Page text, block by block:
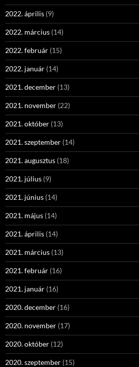
2022. április (9)
2022. március (14)
2022. február (15)
2022. január (14)
2021. december (13)
2021. november (22)
2021. október (13)
2021. szeptember (14)
2021. augusztus (18)
2021. július (9)
2021. június (14)
2021. május (14)
2021. április (14)
2021. március (13)
2021. február (16)
2021. január (16)
2020. december (16)
2020. november (17)
2020. október (12)
2020. szeptember (15)